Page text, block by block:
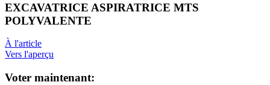
EXCAVATRICE ASPIRATRICE MTS
POLYVALENTE
À l'article
Vers l'aperçu
Voter maintenant: